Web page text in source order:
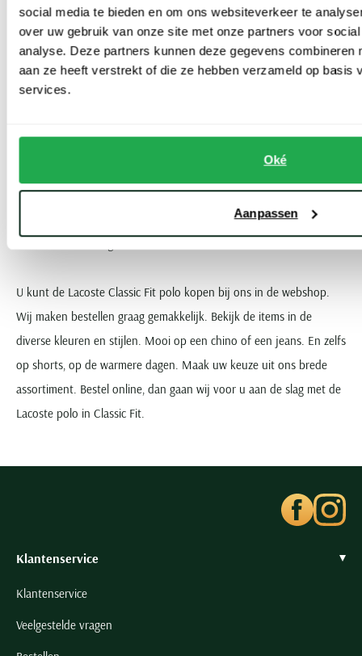
social media te bieden en om ons websiteverkeer te
over uw gebruik van onze site met onze partners voor
analyse. Deze partners kunnen deze gegevens combineren
aan ze heeft verstrekt of die ze hebben verzameld op basis
services.
Oké
Aanpassen
Dus zoekt u naar een comfortabele en ontspannen fit? Omdat u
de polo vooral casual of smart casual wilt dragen? Dan is dit een
heel goede keuze. Het zorgt voor de klassieke uitstraling. Maar,
Tip: zoekt u een meer strakke en moderne look? Of wilt u er een jasje
overheen dragen? Dan zijn de slim fit polo’s van Lacoste en andere
U kunt de Lacoste Classic Fit polo kopen bij ons in de webshop.
Wij maken bestellen graag gemakkelijk. Bekijk de items in de
diverse kleuren en stijlen. Mooi op een chino of een jeans. En zelfs
op shorts, op de warmere dagen. Maak uw keuze uit ons brede
assortiment. Bestel online, dan gaan wij voor u aan de slag met de
Lacoste polo in Classic Fit.
Klantenservice
Klantenservice
Veelgestelde vragen